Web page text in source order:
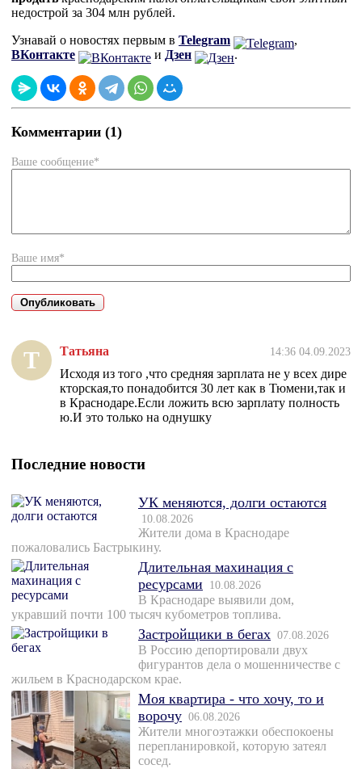
недострой за 304 млн рублей.
Узнавай о новостях первым в Telegram
,
ВКонтакте
и Дзен .
Комментарии (1)
Ваше сообщение*
Ваше имя*
Т Татьяна 14:36 04.09.2023
Исходя из того ,что средняя зарплата не у всех дире
кторская,то понадобится 30 лет как в Тюмени,так и
в Краснодаре.Если ложить всю зарплату полность
ю.И это только на однушку
Последние новости
УК меняются, долги остаются
10.08.2026
Жители дома в Краснодаре
пожаловались Бастрыкину.
Длительная махинация с
ресурсами
10.08.2026
В Краснодаре выявили дом,
укравший почти 100 тысяч кубометров топлива.
Застройщики в бегах 07.08.2026
В Россию депортировали двух
фигурантов дела о мошенничестве с
жильем в Краснодарском крае.
Моя квартира - что хочу, то и
ворочу 06.08.2026
Жители многоэтажки обеспокоены
перепланировкой, которую затеял
сосед.